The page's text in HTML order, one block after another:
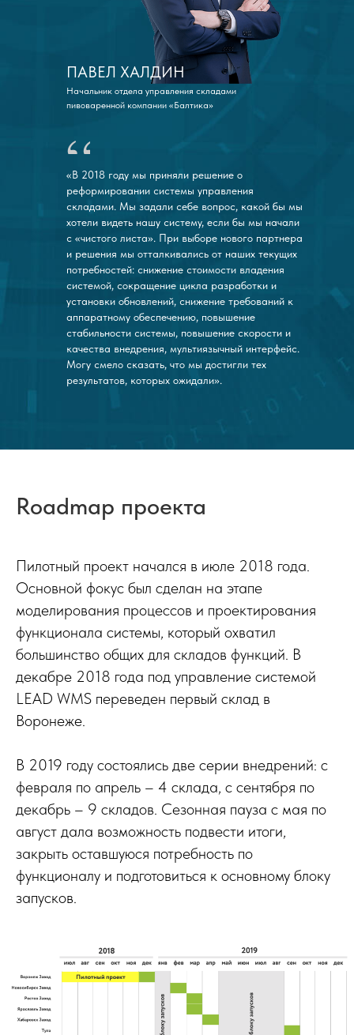
«В 2018 году мы приняли решение о
реформировании системы управления
складами. Мы задали себе вопрос, какой бы мы
хотели видеть нашу систему, если бы мы начали
с «чистого листа». При выборе нового партнера
и решения мы отталкивались от наших текущих
потребностей: снижение стоимости владения
системой, сокращение цикла разработки и
установки обновлений, снижение требований к
аппаратному обеспечению, повышение
стабильности системы, повышение скорости и
качества внедрения, мультиязычный интерфейс.
Могу смело сказать, что мы достигли тех
результатов, которых ожидали».
ПАВЕЛ ХАЛДИН
Начальник отдела управления складами
пивоваренной компании «Балтика»
Roadmap проекта
Пилотный проект начался в июле 2018 года.
Основной фокус был сделан на этапе
моделирования процессов и проектирования
функционала системы, который охватил
большинство общих для складов функций. В
декабре 2018 года под управление системой
LEAD WMS переведен первый склад в
Воронеже.
В 2019 году состоялись две серии внедрений: с
февраля по апрель – 4 склада, с сентября по
декабрь – 9 складов. Сезонная пауза с мая по
август дала возможность подвести итоги,
закрыть оставшуюся потребность по
функционалу и подготовиться к основному блоку
запусков.